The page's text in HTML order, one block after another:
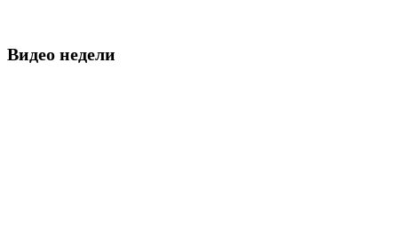
Видео недели